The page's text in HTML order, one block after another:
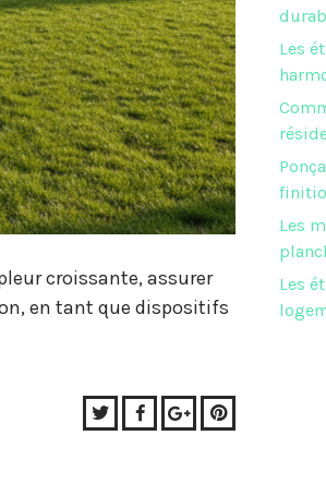
croissante, assurer
en tant que dispositifs
TwitterFacebook
Google+Pinterest
Les
Les
Les